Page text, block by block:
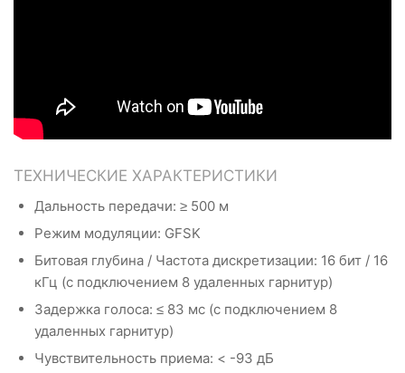
ТЕХНИЧЕСКИЕ ХАРАКТЕРИСТИКИ
Дальность передачи: ≥ 500 м
Режим модуляции: GFSK
Битовая глубина / Частота дискретизации: 16 бит / 16
кГц (с подключением 8 удаленных гарнитур)
Задержка голоса: ≤ 83 мс (с подключением 8
удаленных гарнитур)
Чувствительность приема: < -93 дБ